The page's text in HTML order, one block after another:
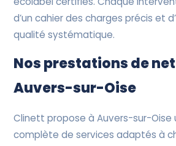
d’un cahier des charges précis et
qualité systématique.
Nos prestations de
Auvers-sur-Oise
Clinett propose à Auvers-sur-Oise
complète de services adaptés à